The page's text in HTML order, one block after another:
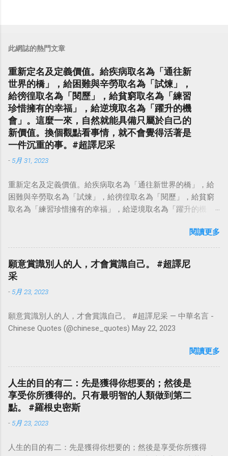
此網誌的熱門文章
重新定名及定義價值。給疾病取名為「通往新
世界的橋」，給困難與辛勞取名為「試煉」，
給徬徨取名為「閱歷」，給貧窮取名為「練習
珍惜擁有的幸福」，給逆境取名為「躍升的機
會」。這麼一來，自然就能具備只屬於自己的
新價值。換個觀點看事情，就不會覺得活著是
一件沉重的事。#超譯尼采
- 5月 31, 2023
重新定名及定義價值。給疾病取名為「通往新世界的橋」，給
困難與辛勞取名為「試煉」，給徬徨取名為「閱歷」，給貧窮
取名為「練習珍惜擁有的幸福」，給逆境取名為「躍升的機
點看事情，就不會覺得活著是一件沉重的事。#超譯尼采 — 中
華名言 - Chinese Quotes (@chinese_quotes) May 23, 2023
閱讀更多
願意賞識別人的人，才會賞識自己。 #超譯尼
采
- 5月 23, 2023
願意賞識別人的人，才會賞識自己。 #超譯尼采 — 中華名言 -
Chinese Quotes (@chinese_quotes) May 22, 2023
閱讀更多
人生的目的有二：先是獲得你想要的；然後是
享受你所獲得的。只有最明智的人類做到第二
點。 #羅根史密斯
- 5月 23, 2023
人生的目的有二：先是獲得你想要的；然後是享受你所獲得